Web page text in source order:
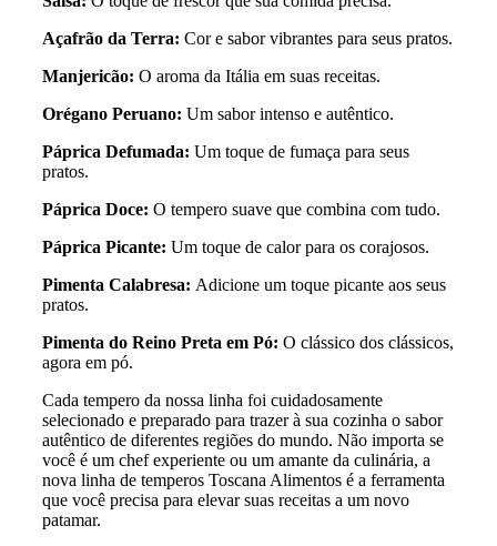
Açafrão da Terra: Cor e sabor vibrantes para seus pratos.
Manjericão: O aroma da Itália em suas receitas.
Orégano Peruano: Um sabor intenso e autêntico.
Páprica Defumada: Um toque de fumaça para seus
pratos.
Páprica Doce: O tempero suave que combina com tudo.
Páprica Picante: Um toque de calor para os corajosos.
Pimenta Calabresa: Adicione um toque picante aos seus
pratos.
Pimenta do Reino Preta em Pó: O clássico dos clássicos,
agora em pó.
Cada tempero da nossa linha foi cuidadosamente
selecionado e preparado para trazer à sua cozinha o sabor
autêntico de diferentes regiões do mundo. Não importa se
você é um chef experiente ou um amante da culinária, a
nova linha de temperos Toscana Alimentos é a ferramenta
que você precisa para elevar suas receitas a um novo
patamar.